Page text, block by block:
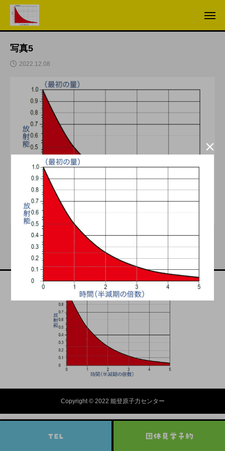
TEL 団体見学予約
写真5
2022.12.08
Copyright © 2022 能登原子力センター
